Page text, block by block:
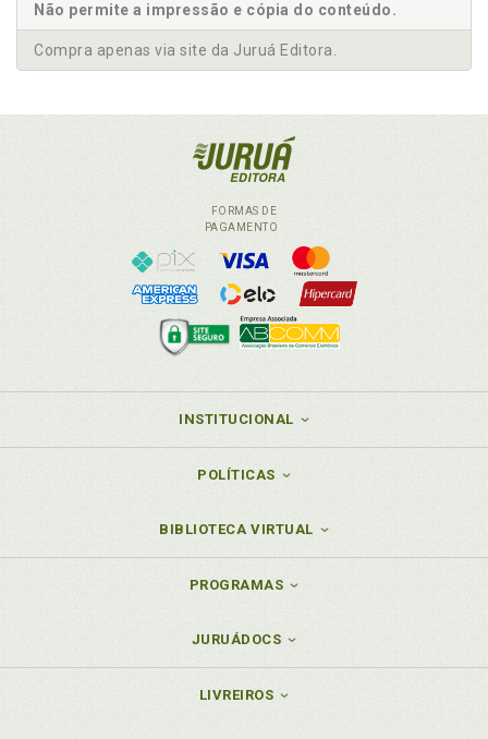
Não permite a impressão e cópia do conteúdo.
Compra apenas via site da Juruá Editora.
FORMAS DE
PAGAMENTO
INSTITUCIONAL
POLÍTICAS
BIBLIOTECA VIRTUAL
PROGRAMAS
JURUÁDOCS
LIVREIROS